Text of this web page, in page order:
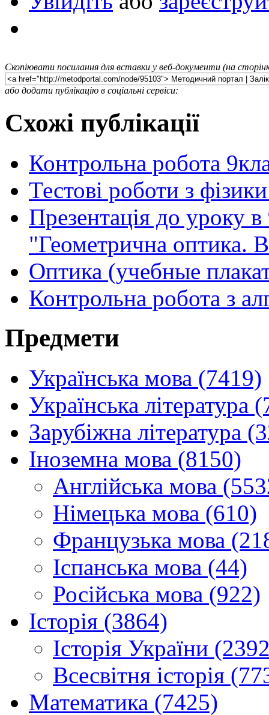
Скопіювати посилання для вставки у веб-документи (на
або додати публікацію в соціальні сервіси:
Схожі публікації
Контрольна робота
Тестові роботи з
Презентація до уроку
"Геометрична оптика.
Оптика (учебные
Контрольна робота з
Предмети
Українська мова (7419)
Українська література
Зарубіжна література
Іноземна мова (8150)
Англійська мова
Німецька мова (610)
Французька мова
Іспанська мова (44)
Російська мова (922)
Історія (3864)
Історія України
Всесвітня історія
Математика (7425)